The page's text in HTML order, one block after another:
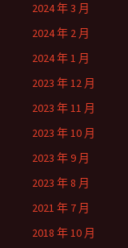
2024 年 3 月
2024 年 2 月
2024 年 1 月
2023 年 12 月
2023 年 11 月
2023 年 10 月
2023 年 9 月
2023 年 8 月
2021 年 7 月
2018 年 10 月